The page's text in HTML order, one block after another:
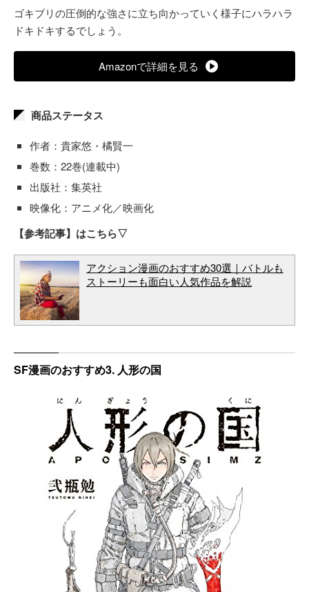
ゴキブリの圧倒的な強さに立ち向かっていく様子にハラハラ
ドキドキするでしょう。
Amazonで詳細を見る
商品ステータス
作者：貴家悠・橘賢一
巻数：22巻(連載中)
出版社：集英社
映像化：アニメ化／映画化
【参考記事】はこちら▽
アクション漫画のおすすめ30選｜バトルも
ストーリーも面白い人気作品を解説
SF漫画のおすすめ3. 人形の国